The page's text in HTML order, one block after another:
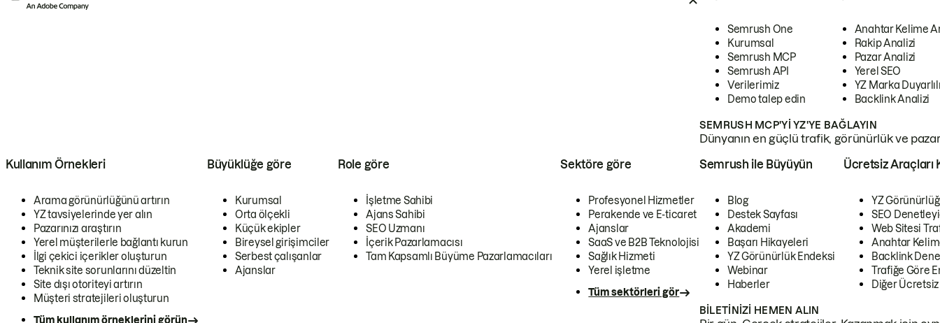
Semrush One
Kurumsal
Semrush MCP
Semrush API
Verilerimiz
Demo talep edin
Anahtar Kelime
Rakip Analizi
Pazar Analizi
Yerel SEO
YZ Marka
Backlink Analizi
SEMRUSH MCP'YI YZ'YE BAĞLAYIN
Dünyanın en güçlü trafik, görünürlük ve
Kullanım Örnekleri
Arama görünürlüğünü artırın
YZ tavsiyelerinde yer alın
Pazarınızı araştırın
Yerel müşterilerle bağlantı kurun
İlgi çekici içerikler oluşturun
Teknik site sorunlarını düzeltin
Site dışı otoriteyi artırın
Müşteri stratejileri oluşturun
Tüm kullanım örneklerini görün
Büyüklüğe göre
Kurumsal
Orta ölçekli
Küçük ekipler
Bireysel girişimciler
Serbest çalışanlar
Ajanslar
Role göre
İşletme Sahibi
Ajans Sahibi
SEO Uzmanı
İçerik Pazarlamacısı
Tam Kapsamlı Büyüme Pazarlamacıları
Sektöre göre
Profesyonel Hizmetler
Perakende ve E-ticaret
Ajanslar
SaaS ve B2B Teknolojisi
Sağlık Hizmeti
Yerel işletme
Tüm sektörleri gör
Semrush ile Büyüyün
Blog
Destek Sayfası
Akademi
Başarı Hikayeleri
YZ Görünürlük Endeksi
Webinar
Haberler
Ücretsiz Araçları
YZ
SEO
Web Sitesi
Anahtar
Backlink
Trafiğe Göre
Diğer
BILETINIZI HEMEN ALIN